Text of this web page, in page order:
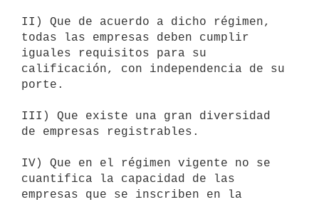
II) Que de acuerdo a dicho régimen,
todas las empresas deben cumplir
iguales requisitos para su
calificación, con independencia de su
porte.
III) Que existe una gran diversidad
de empresas registrables.
IV) Que en el régimen vigente no se
cuantifica la capacidad de las
empresas que se inscriben en la